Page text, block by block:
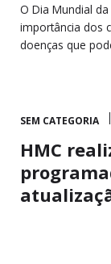
O Dia Mundial
importância dos
doenças que
SEM CATEGORIA
HMC